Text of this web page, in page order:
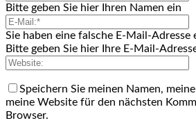
Bitte geben Sie hier Ihren Namen ein
Sie haben eine falsche E-Mail-Adresse
Bitte geben Sie hier Ihre E-Mail-
Speichern Sie meinen Namen,
meine Website für den nächsten
Browser.